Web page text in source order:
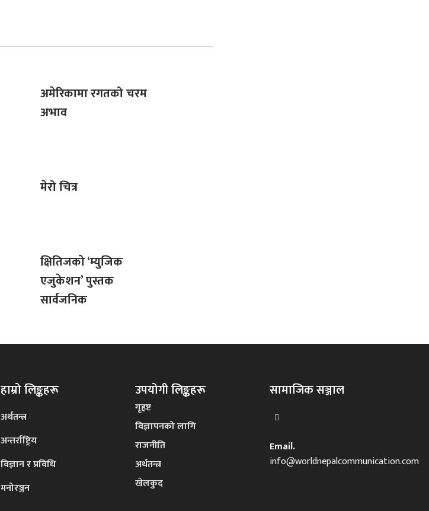
अमेरिकामा रगतको चरम
अभाव
मेरो चित्र
क्षितिजको ‘म्युजिक
एजुकेशन’ पुस्तक
सार्वजनिक
हाम्रो लिङ्कहरू
अर्थतन्त्र
अन्तर्राष्ट्रिय
विज्ञान र प्रविधि
मनोरञ्जन
उपयोगी लिङ्कहरू
गृहष्ट
विज्ञापनको लागि
राजनीति
अर्थतन्त्र
खेलकुद
सामाजिक सञ्जाल
Email.
info@worldnepalcommunication.com